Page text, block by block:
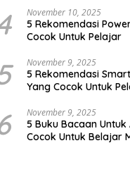
November 10, 2025
5 Rekomendasi
Cocok Untuk Pelajar
November 9, 2025
5 Rekomendasi
Yang Cocok Untuk
November 9, 2025
5 Buku Bacaan Untuk
Cocok Untuk Belajar